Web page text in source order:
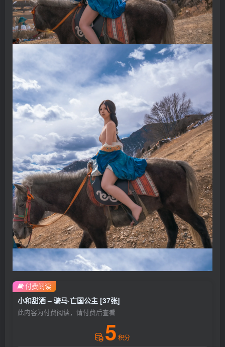
小和甜酒 – 骑马·亡国公主 [37张]
此内容为付费阅读，请付费后查看
5 积分
付费阅读